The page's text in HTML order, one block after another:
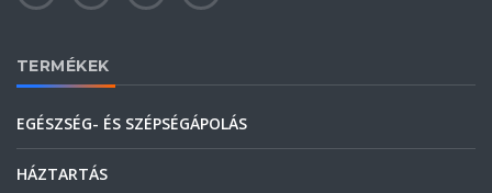
TERMÉKEK
EGÉSZSÉG- ÉS SZÉPSÉGÁPOLÁS
HÁZTARTÁS